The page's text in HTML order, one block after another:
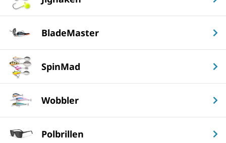
BladeMaster
SpinMad
Wobbler
Polbrillen